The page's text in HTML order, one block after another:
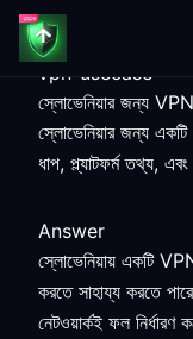
vpn-usecase
স্লোভেনিয়ার জন্য VPN
স্লোভেনিয়ার জন্য
ধাপ, প্ল্যাটফর্ম তথ্য, এবং
Answer
স্লোভেনিয়ায় একটি
করতে সাহায্য করতে
নেটওয়ার্কই ফল নির্ধারণ